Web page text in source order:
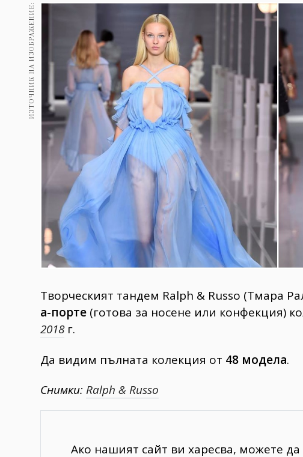
Пътувай
Здраве 389
Gentlemen
Wellness 1817
ПОСЛЕДВАЙТЕ
ИЗТОЧНИК НА ИЗОБРАЖЕНИЕ:
Творческият тандем Ralph & Russo (Тмара
а-порте (готова за носене или конфекция)
2018г.
Да видим пълната колекция от 48 модела.
Снимки: Ralph & Russo
Ако нашият сайт ви харесва, можете